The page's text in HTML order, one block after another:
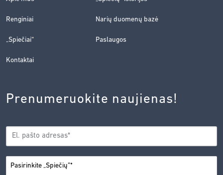
Renginiai Narių duomenų bazė
„Spiečiai“ Paslaugos
Kontaktai
Prenumeruokite naujienas!
EL.
PAŠTAS*
MIESTAS*